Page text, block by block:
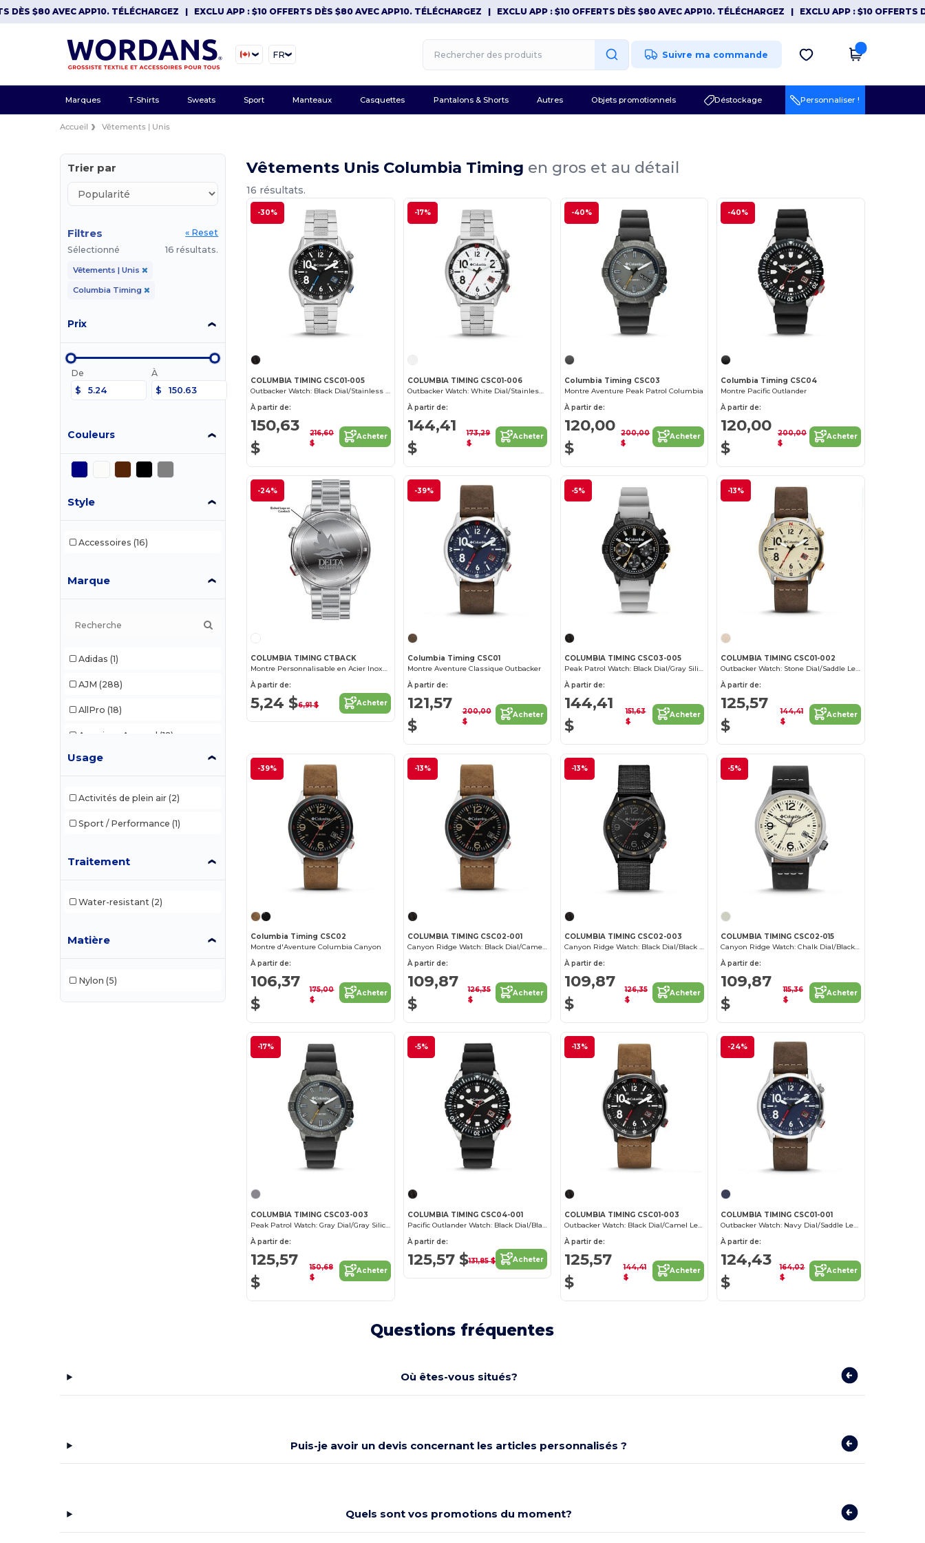
$80 AVEC APP10. TÉLÉCHARGEZ|EXCLU APP : $10 OFFERTS DÈS $80 AVEC APP10. TÉLÉCHARGEZ|EXCLU APP : $10 OFFERTS DÈS $80 AVEC APP10. TÉLÉCHARGEZ|EXCLU APP : $10 OFFERTS
FR Suivre ma commande
Marques T-Shirts Sweats Sport Manteaux Casquettes Pantalons & Shorts Autres Objets promotionnels Déstockage Personnaliser !
Accueil Vêtements | Unis
Trier par
Filtres
« Reset
Sélectionné
16 résultats.
Vêtements | Unis
Columbia Timing
Prix
De
$
À
$
Couleurs
Style
Accessoires (16)
Marque
Adidas (1)
AJM (288)
AllPro (18)
American Apparel (12)
Anvil (3)
(6)
Bella+Canvas (51)
C2 Sport (7)
Champion
GiftRetail (150)
Usage
Activités de plein air (2)
Sport / Performance (1)
Traitement
Water-resistant (2)
Matière
Nylon (5)
Vêtements Unis Columbia Timing en gros et au détail
16 résultats.
-30%
COLUMBIA TIMING CSC01-005
Outbacker Watch: Black Dial/Stainless Steel
À partir de:
150,63
$
216,60
$
Acheter
-17%
COLUMBIA TIMING CSC01-006
Outbacker Watch: White Dial/Stainless Steel
À partir de:
144,41
$
173,29
$
Acheter
-40%
Columbia Timing CSC03
Montre Aventure Peak Patrol Columbia
À partir de:
120,00
$
200,00
$
Acheter
-40%
Columbia Timing CSC04
Montre Pacific Outlander
À partir de:
120,00
$
200,00
$
Acheter
-24%
COLUMBIA TIMING CTBACK
Montre Personnalisable en Acier Inoxydable
À partir de:
5,24 $6,91 $ Acheter
-39%
Columbia Timing CSC01
Montre Aventure Classique Outbacker
À partir de:
121,57
$
200,00
$
Acheter
-5%
COLUMBIA TIMING CSC03-005
Peak Patrol Watch: Black Dial/Gray Silicone
À partir de:
144,41
$
151,63
$
Acheter
-13%
COLUMBIA TIMING CSC01-002
Outbacker Watch: Stone Dial/Saddle Leather
À partir de:
125,57
$
144,41
$
Acheter
-39%
Columbia Timing CSC02
Montre d'Aventure Columbia Canyon
À partir de:
106,37
$
175,00
$
Acheter
-13%
COLUMBIA TIMING CSC02-001
Canyon Ridge Watch: Black Dial/Camel Leather
À partir de:
109,87
$
126,35
$
Acheter
-13%
COLUMBIA TIMING CSC02-003
Canyon Ridge Watch: Black Dial/Black Nylon
À partir de:
109,87
$
126,35
$
Acheter
-5%
COLUMBIA TIMING CSC02-015
Canyon Ridge Watch: Chalk Dial/Black Leather
À partir de:
109,87
$
115,36
$
Acheter
-17%
COLUMBIA TIMING CSC03-003
Peak Patrol Watch: Gray Dial/Gray Silicone
À partir de:
125,57
$
150,68
$
Acheter
-5%
COLUMBIA TIMING CSC04-001
Pacific Outlander Watch: Black Dial/Black Silicone
À partir de:
125,57 $131,85 $ Acheter
-13%
COLUMBIA TIMING CSC01-003
Outbacker Watch: Black Dial/Camel Leather
À partir de:
125,57
$
144,41
$
Acheter
-24%
COLUMBIA TIMING CSC01-001
Outbacker Watch: Navy Dial/Saddle Leather
À partir de:
124,43
$
164,02
$
Acheter
Questions fréquentes
Où êtes-vous situés?
Puis-je avoir un devis concernant les articles personnalisés ?
Quels sont vos promotions du moment?